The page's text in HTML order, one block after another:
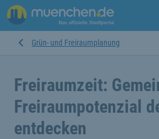
Grün- und Freiraumplanung
Freiraumzeit:
Freiraumpotenzial
entdecken